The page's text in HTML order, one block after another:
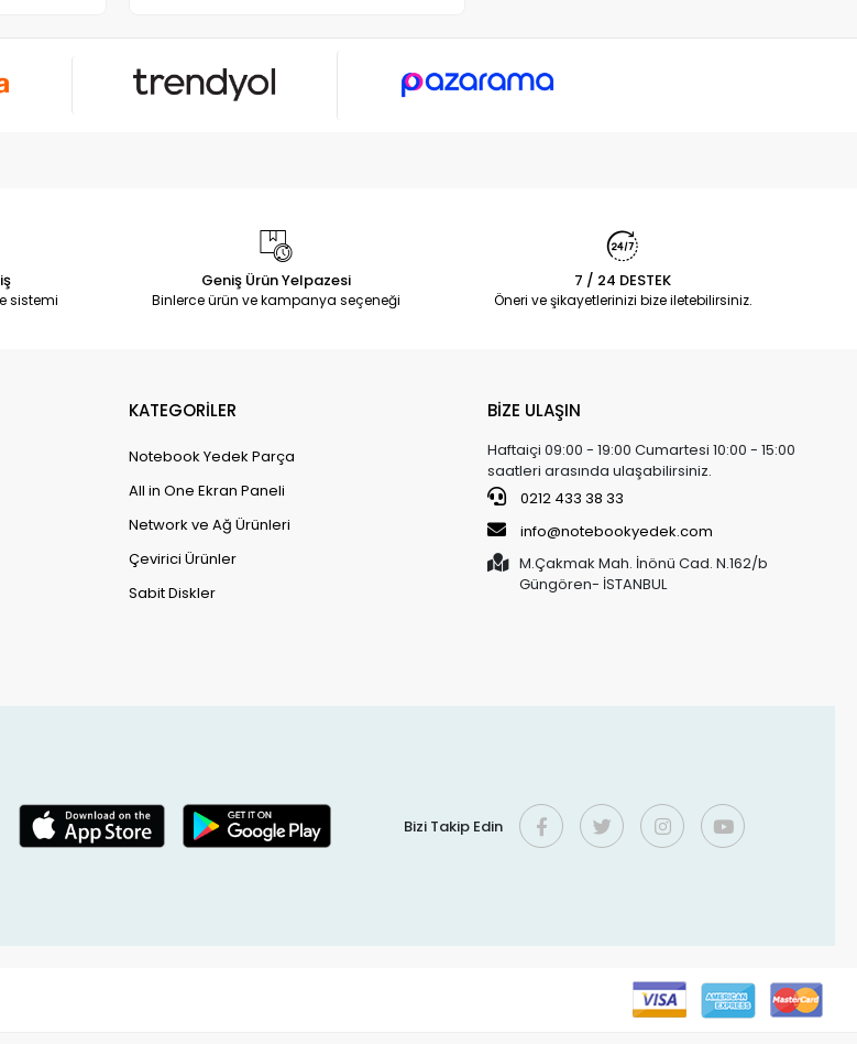
sistemi
Geniş Ürün Yelpazesi
Binlerce ürün ve kampanya seçeneği
7 / 24 DESTEK
Öneri ve şikayetlerinizi bize iletebilirsiniz.
KATEGORİLER
Notebook Yedek Parça
All in One Ekran Paneli
Network ve Ağ Ürünleri
Çevirici Ürünler
Sabit Diskler
BİZE ULAŞIN
Haftaiçi 09:00 - 19:00 Cumartesi 10:00 - 15:00
saatleri arasında ulaşabilirsiniz.
0212 433 38 33
info@notebookyedek.com
M.Çakmak Mah. İnönü Cad. N.162/b
Güngören- İSTANBUL
Bizi Takip Edin